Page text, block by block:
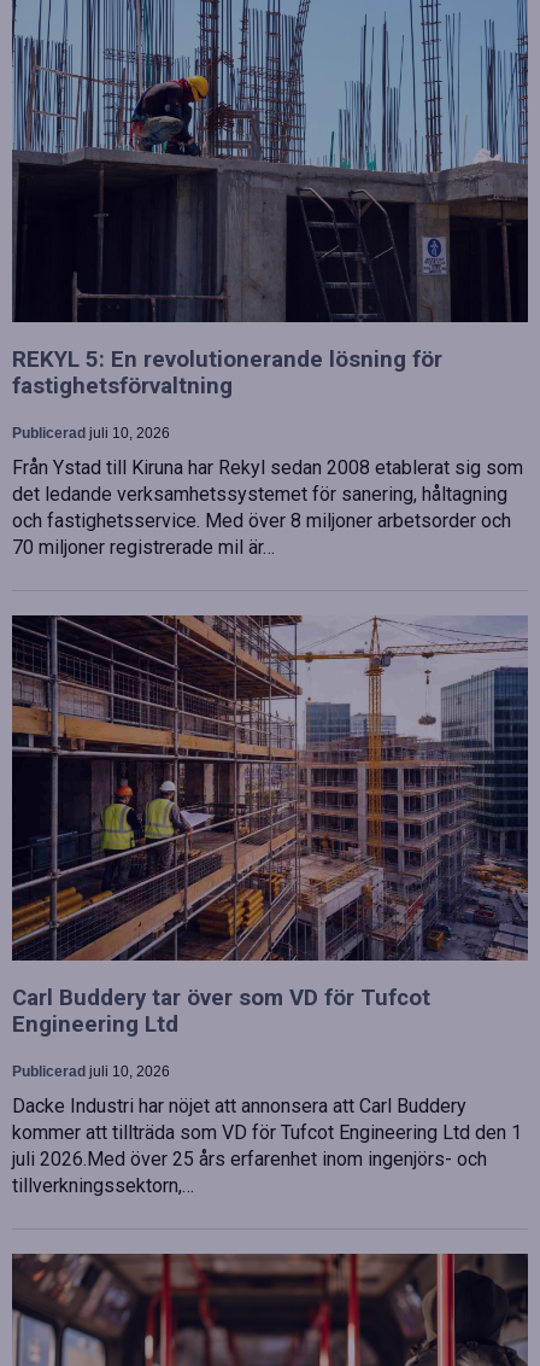
REKYL 5: En revolutionerande lösning för
fastighetsförvaltning
Publicerad juli 10, 2026
Från Ystad till Kiruna har Rekyl sedan 2008 etablerat sig som
det ledande verksamhetssystemet för sanering, håltagning
och fastighetsservice. Med över 8 miljoner arbetsorder och
70 miljoner registrerade mil är…
Carl Buddery tar över som VD för Tufcot
Engineering Ltd
Publicerad juli 10, 2026
Dacke Industri har nöjet att annonsera att Carl Buddery
kommer att tillträda som VD för Tufcot Engineering Ltd den 1
juli 2026.Med över 25 års erfarenhet inom ingenjörs- och
tillverkningssektorn,…